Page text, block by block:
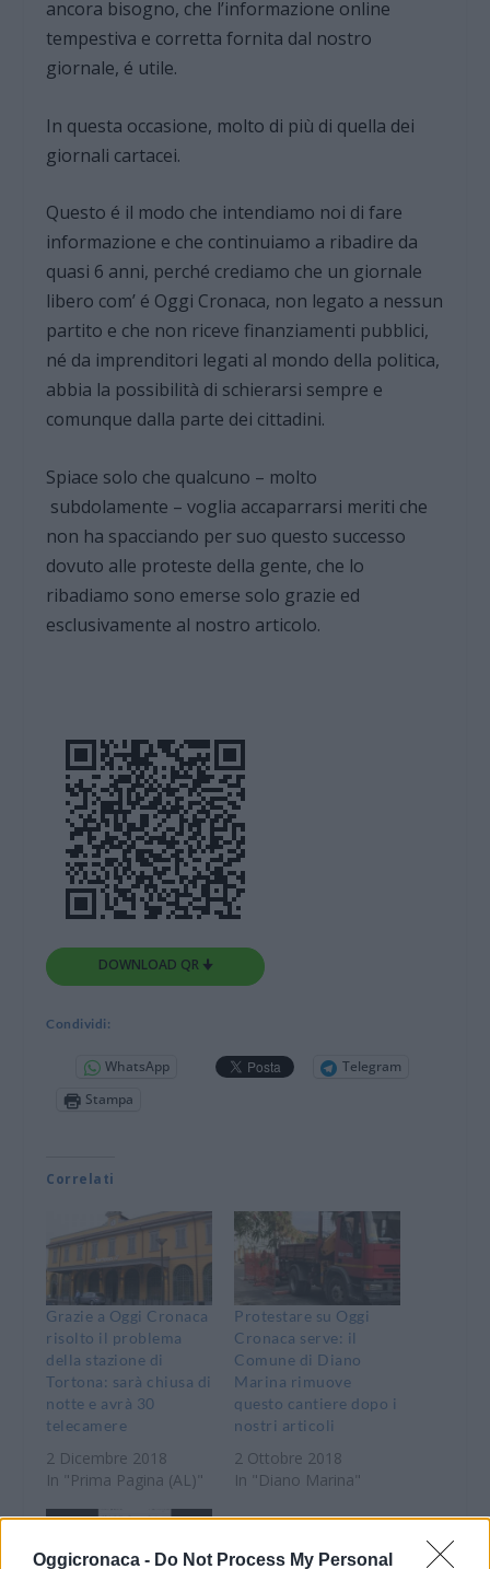
Oggicronaca - Do Not Process My Personal
ancora bisogno, che l’informazione online
tempestiva e corretta fornita dal nostro
giornale, é utile.
In questa occasione, molto di più di quella dei
giornali cartacei.
Questo é il modo che intendiamo noi di fare
informazione e che continuiamo a ribadire da
quasi 6 anni, perché crediamo che un giornale
libero com’ é Oggi Cronaca, non legato a nessun
partito e che non riceve finanziamenti pubblici,
né da imprenditori legati al mondo della politica,
abbia la possibilità di schierarsi sempre e
comunque dalla parte dei cittadini.
Spiace solo che qualcuno – molto
subdolamente – voglia accaparrarsi meriti che
non ha spacciando per suo questo successo
dovuto alle proteste della gente, che lo
ribadiamo sono emerse solo grazie ed
esclusivamente al nostro articolo.
DOWNLOAD QR 🠋
Condividi:
WhatsApp
Telegram
Stampa
Correlati
Grazie a Oggi Cronaca
risolto il problema
della stazione di
Tortona: sarà chiusa di
notte e avrà 30
telecamere
2 Dicembre 2018
In "Prima Pagina (AL)"
Protestare su Oggi
Cronaca serve: il
Comune di Diano
Marina rimuove
questo cantiere dopo i
nostri articoli
2 Ottobre 2018
In "Diano Marina"